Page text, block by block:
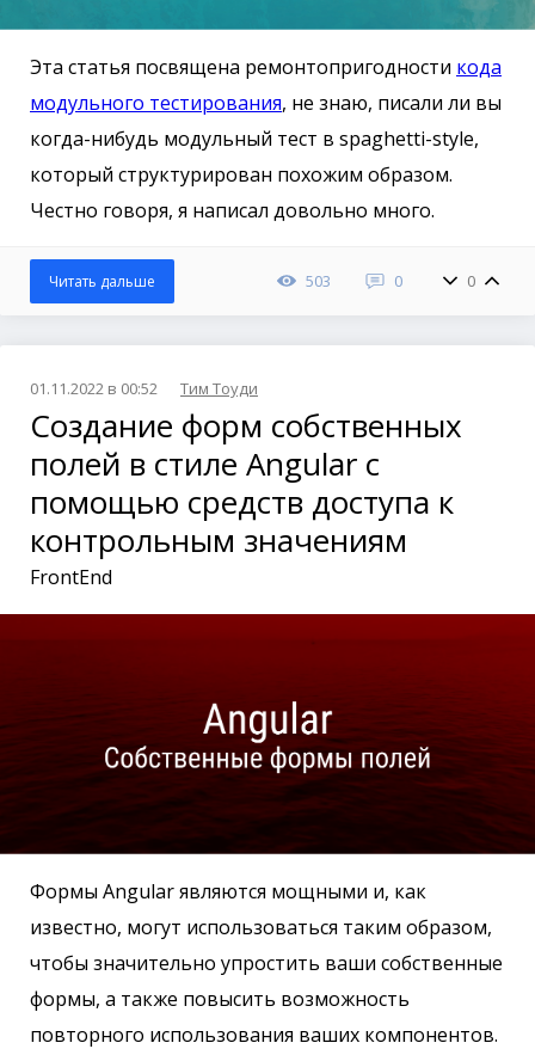
Эта статья посвящена ремонтопригодности кода
модульного тестирования, не знаю, писали ли вы
когда-нибудь модульный тест в spaghetti-style,
который структурирован похожим образом.
Честно говоря, я написал довольно много.
503 0 0
Читать дальше
01.11.2022 в 00:52 Тим Тоуди
Создание форм собственных
полей в стиле Angular с
помощью средств доступа к
контрольным значениям
FrontEnd
Формы Angular являются мощными и, как
известно, могут использоваться таким образом,
чтобы значительно упростить ваши собственные
формы, а также повысить возможность
повторного использования ваших компонентов.